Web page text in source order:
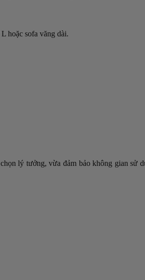
hoặc sofa văng dài.
lý tưởng, vừa đảm bảo không gian sử